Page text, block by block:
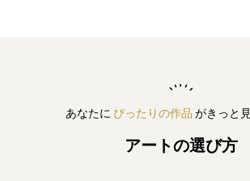
あなたに ぴったりの作品 がきっと
アートの選び方